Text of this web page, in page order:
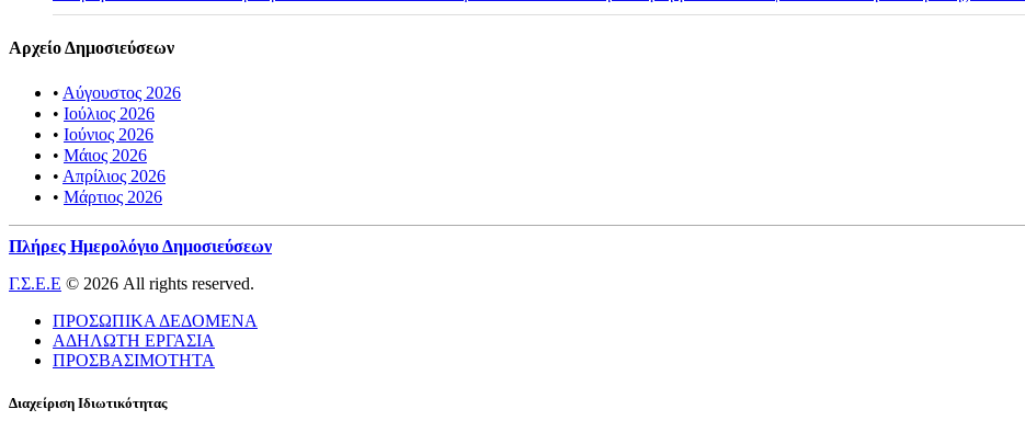
Αρχείο Δημοσιεύσεων
• Αύγουστος 2026
• Ιούλιος 2026
• Ιούνιος 2026
• Μάιος 2026
• Απρίλιος 2026
• Μάρτιος 2026
Πλήρες Ημερολόγιο Δημοσιεύσεων
Γ.Σ.Ε.Ε © 2026 All rights reserved.
ΠΡΟΣΩΠΙΚΑ ΔΕΔΟΜΕΝΑ
ΑΔΗΛΩΤΗ ΕΡΓΑΣΙΑ
ΠΡΟΣΒΑΣΙΜΟΤΗΤΑ
Διαχείριση Ιδιωτικότητας